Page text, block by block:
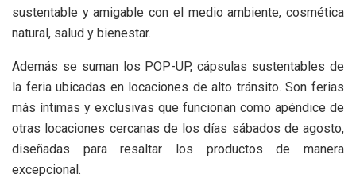
sustentable y amigable con el medio ambiente, cosmética
natural, salud y bienestar.
Además se suman los POP-UP, cápsulas sustentables de
la feria ubicadas en locaciones de alto tránsito. Son ferias
más íntimas y exclusivas que funcionan como apéndice de
otras locaciones cercanas de los días sábados de agosto,
diseñadas para resaltar los productos de manera
excepcional.